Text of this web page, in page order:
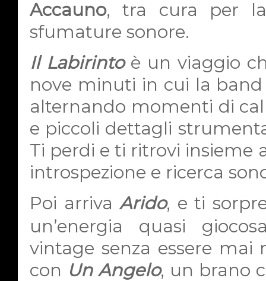
Accauno, tra cura per
sfumature sonore.
Il Labirintoè un viaggio
nove minuti in cui la
alternando momenti di
e piccoli dettagli
Ti perdi e ti ritrovi insieme
introspezione e ricerca
Poi arrivaArido, e ti
un’energia quasi
vintage senza essere mai
con Un Angelo, un brano